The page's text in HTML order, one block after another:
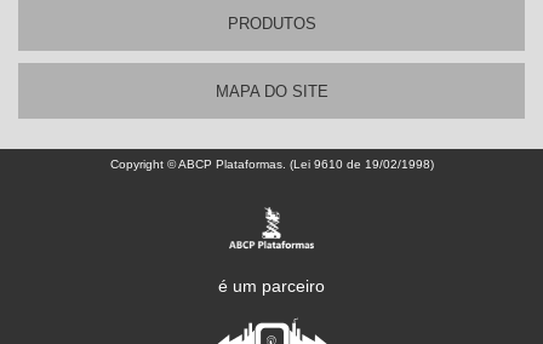
PRODUTOS
MAPA DO SITE
Copyright © ABCP Plataformas. (Lei 9610 de 19/02/1998)
é um parceiro